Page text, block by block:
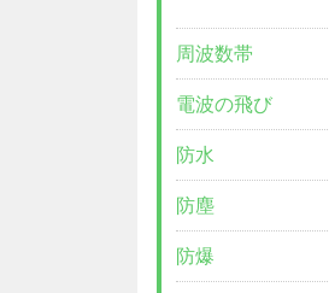
周波数帯
電波の飛び
防水
防塵
防爆